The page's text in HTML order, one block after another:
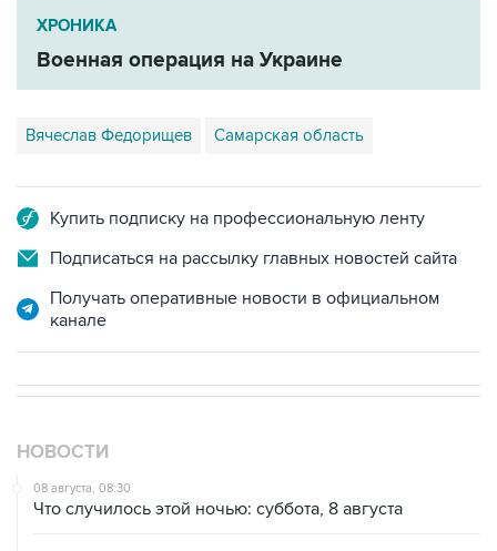
Военная операция на Украине
Вячеслав Федорищев Самарская область
Подписаться на рассылку главных новостей сайта
Получать оперативные новости в официальном
08 августа, 08:30
Что случилось этой ночью: суббота, 8 августа
08 августа, 02:20